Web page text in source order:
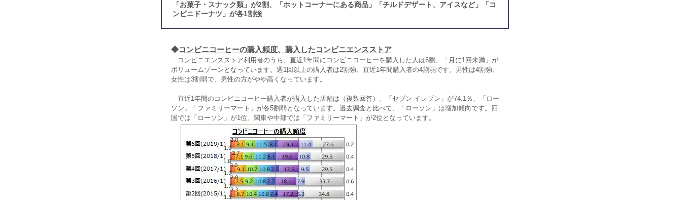
「お菓子・スナック類」が2割、「ホットコーナーにある商品」「チルドデザート、アイスなど」「コ
ンビニドーナツ」が各1割強
◆コンビニコーヒーの購入頻度、購入したコンビニエンスストア
コンビニエンスストア利用者のうち、直近1年間にコンビニコーヒーを購入した人は6割、「月に1回未満」が
ボリュームゾーンとなっています。週1回以上の購入者は2割強、直近1年間購入者の4割弱です。男性は4割強、
女性は3割弱で、男性の方がやや高くなっています。
直近1年間のコンビニコーヒー購入者が購入した店舗は（複数回答）、「セブン‐イレブン」が74.1％、「ロー
ソン」「ファミリーマート」が各5割弱となっています。過去調査と比べて、「ローソン」は増加傾向です。四
国では「ローソン」が1位、関東や中部では「ファミリーマート」が2位となっています。